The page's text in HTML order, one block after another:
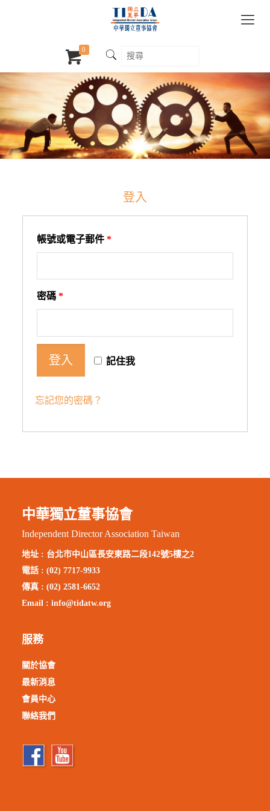
0
登入
帳號或電子郵件 *
密碼 *
記住我
忘記您的密碼？
中華獨立董事協會
Independent Director Association Taiwan
地址 : 台北市中山區長安東路二段142號5樓之2
電話 : (02) 7717-9933
傳真 : (02) 2581-6652
Email :info@tidatw.org
服務
關於協會
最新消息
會員中心
聯絡我們